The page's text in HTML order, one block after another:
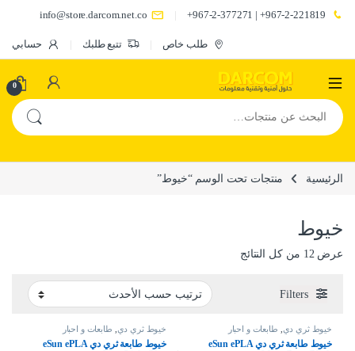
967-2-221819+ | 967-2-377271+
info@store.darcom.net.co
طلب خاص تتبع طلبك حسابي
0
البحث عن:
الرئيسية منتجات تحت الوسم “خيوط”
خيوط
عرض ⁦12⁩ من كل النتائج تم الفرز حسب الأحدث
Filters
خيوط ثري دي طابعات و احبار
خيوط طابعة ثري دي eSun ePLA
خيوط ثري دي طابعات و احبار
خيوط طابعة ثري دي eSun ePLA